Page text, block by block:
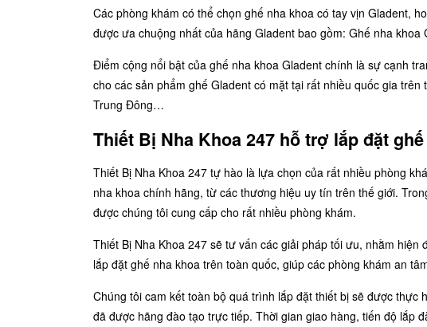
Các phòng khám có thể chọn ghế nha khoa có tay vịn Gladent,
được ưa chuộng nhất của hãng Gladent bao gồm: Ghế nha
Điểm cộng nổi bật của ghế nha khoa Gladent chính là sự cạnh
cho các sản phẩm ghế Gladent có mặt tại rất nhiều quốc gia
Trung Đông…
Thiết Bị Nha Khoa 247 hỗ trợ lắp đặt
Thiết Bị Nha Khoa 247 tự hào là lựa chọn của rất nhiều phòng
nha khoa chính hãng, từ các thương hiệu uy tín trên thế giới.
được chúng tôi cung cấp cho rất nhiều phòng khám.
Thiết Bị Nha Khoa 247 sẽ tư vấn các giải pháp tối ưu, nhằm
lắp đặt ghế nha khoa trên toàn quốc, giúp các phòng khám an
Chúng tôi cam kết toàn bộ quá trình lắp đặt thiết bị sẽ được
đã được hãng đào tạo trực tiếp. Thời gian giao hàng, tiến độ lắp